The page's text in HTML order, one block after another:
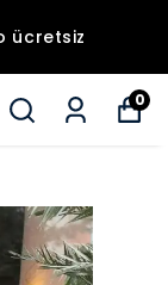
ücretsiz
0